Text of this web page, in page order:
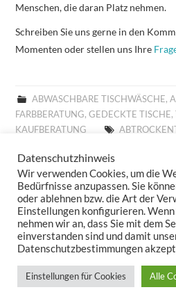
Menschen, die daran Platz nehmen.
Schreiben Sie uns gerne in den
Momenten oder stellen uns Ihre
ABWASCHBARE TISCHWÄSCHE,
FARBBERATUNG,GEDECKTE TISCHE,
KAUFBERATUNG
ABTROCKENTÜCHER SANDER
ABWASCHBARE TISCHSETS,
ABWASCHBARES TISCHSET ,
ABWASCHTUCH SANDER
ABWISCHBARE TISCHDECKE,
ABWISCHBARE TISCHLÄUFER,
ABWISCHBARES TISCHTUCH,
ALLROUND BASKET GOBELIN,
WEIHNACHTEN,
Datenschutzhinweis
Wir verwenden Cookies, um die
Bedürfnisse anzupassen. Sie
oder ablehnen bzw. die Art der
Einstellungen konfigurieren.
nehmen wir an, dass Sie mit dem
einverstanden sind und damit
Datenschutzbestimmungen
Einstellungen für Cookies Alle